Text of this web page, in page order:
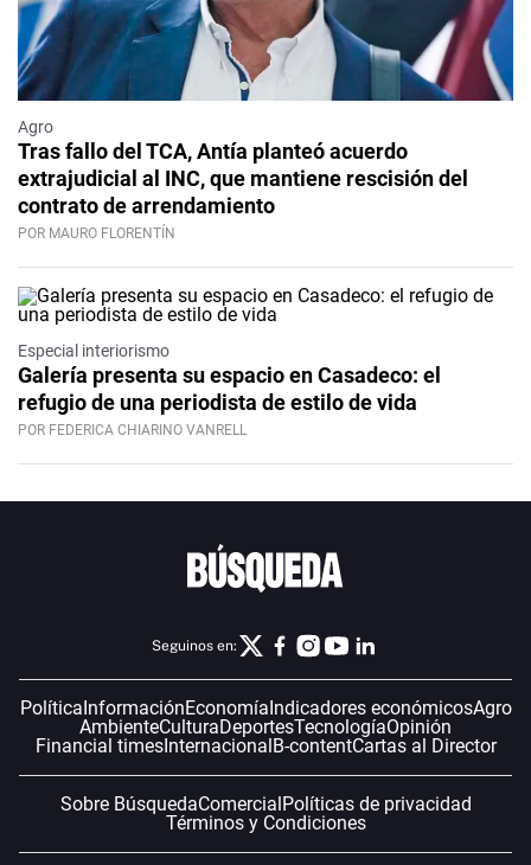
Agro
Tras fallo del TCA, Antía planteó acuerdo
extrajudicial al INC, que mantiene rescisión del
contrato de arrendamiento
POR MAURO FLORENTÍN
Especial interiorismo
Galería presenta su espacio en Casadeco: el
refugio de una periodista de estilo de vida
POR FEDERICA CHIARINO VANRELL
Seguinos en:
PolíticaInformaciónEconomíaIndicadores económicosAgro
AmbienteCulturaDeportesTecnologíaOpinión
Financial timesInternacionalB-contentCartas al Director
Sobre BúsquedaComercialPolíticas de privacidad
Términos y Condiciones